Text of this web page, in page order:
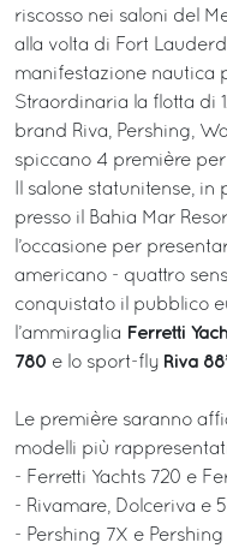
riscosso nei saloni del
alla volta di Fort
manifestazione nautica
Straordinaria la flotta di
brand Riva, Pershing,
spiccano 4 première
Il salone statunitense,
presso il Bahia Mar
l’occasione per
americano - quattro
conquistato il pubblico
l’ammiraglia Ferretti
780 e lo sport-fly Riva
Le première saranno
modelli più
- Ferretti Yachts 720 e
- Rivamare, Dolceriva e
- Pershing 7X e Pershing